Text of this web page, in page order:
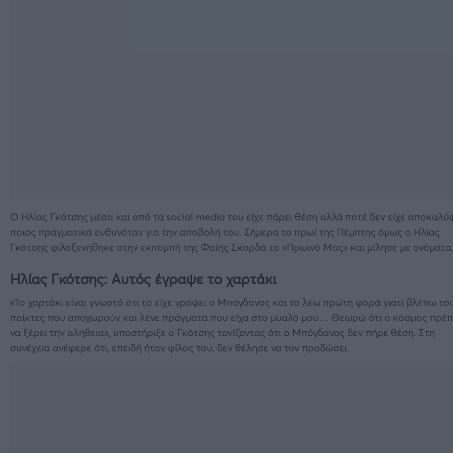
O Ηλίας Γκότσης μέσα και από τα social media του είχε πάρει θέση αλλά ποτέ δεν είχε
ποιος πραγματικά ευθυνόταν για την αποβολή του. Σήμερα το πρωί της Πέμπτης όμως ο Ηλίας
Γκότσης φιλοξενήθηκε στην εκπομπή της Φαίης Σκορδά το «Πρωινό Μας» και μίλησε με
Ηλίας Γκότσης: Αυτός έγραψε το χαρτάκι
«Το χαρτάκι είναι γνωστό ότι το είχε γράψει ο Μπόγδανος και το λέω πρώτη φορά γιατί βλέπω
παίκτες που αποχωρούν και λένε πράγματα που είχα στο μυαλό μου… Θεωρώ ότι ο κόσμος
να ξέρει την αλήθεια», υποστήριξε ο Γκότσης τονίζοντας ότι ο Μπόγδανος δεν πήρε θέση. Στη
συνέχεια ανέφερε ότι, επειδή ήταν φίλος του, δεν θέλησε να τον προδώσει.